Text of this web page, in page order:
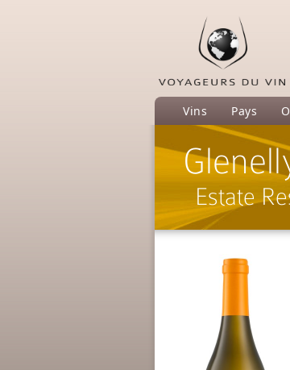
Vins Pays
Estate